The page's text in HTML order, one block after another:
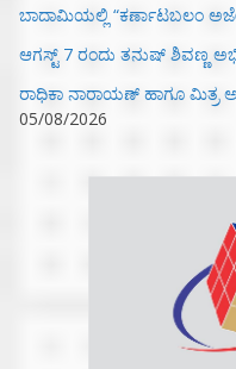
ಬಾದಾಮಿಯಲ್ಲಿ “ಕರ್ಣಾಟಬಲಂ
ಆಗಸ್ಟ್ 7 ರಂದು ತನುಷ್ ಶಿವಣ್ಣ
ರಾಧಿಕಾ ನಾರಾಯಣ್ ಹಾಗೂ
05/08/2026